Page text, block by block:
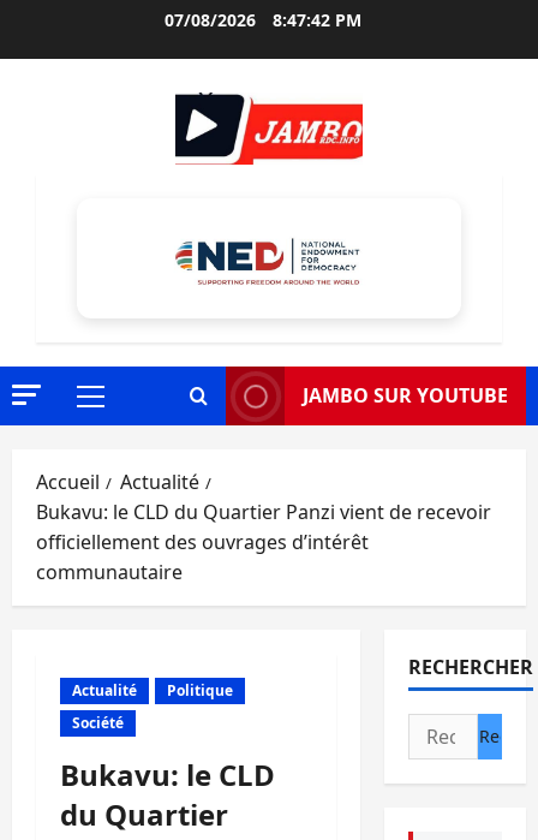
07/08/2026 8:47:43 PM
Menu
JAMBO SUR YOUTUBE
Accueil
Actualité
Bukavu: le CLD du Quartier Panzi vient de recevoir
officiellement des ouvrages d’intérêt
communautaire
Actualité
Politique
Société
Bukavu: le CLD
du Quartier
RECHERCHER
Rechercher :